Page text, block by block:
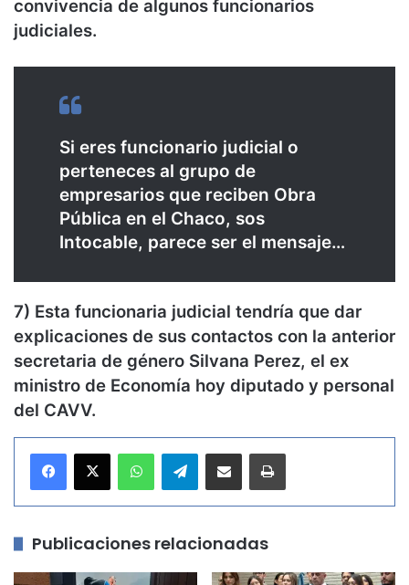
convivencia de algunos funcionarios
judiciales.
Si eres funcionario judicial o
perteneces al grupo de
empresarios que reciben Obra
Pública en el Chaco, sos
Intocable, parece ser el mensaje…
7) Esta funcionaria judicial tendría que dar
explicaciones de sus contactos con la anterior
secretaria de género Silvana Perez, el ex
ministro de Economía hoy diputado y personal
del CAVV.
Telegram
Publicaciones relacionadas